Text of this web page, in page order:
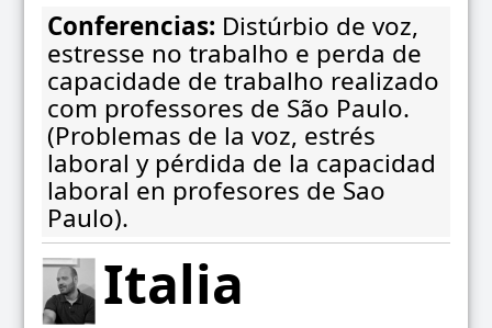
Conferencias: Distúrbio de voz,
estresse no trabalho e perda de
capacidade de trabalho realizado
com professores de São Paulo.
(Problemas de la voz, estrés
laboral y pérdida de la capacidad
laboral en profesores de Sao
Paulo).
Italia